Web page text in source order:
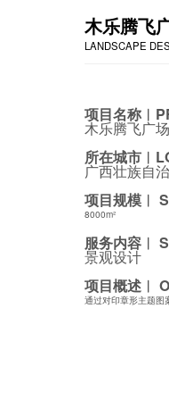
木乐腾飞
LANDSCAPE
项目名称
木乐腾飞广
所在城市
广西壮族自
项目规模︱
8000m²
服务内容︱
景观设计
项目概述︱
通过对印章形主题图